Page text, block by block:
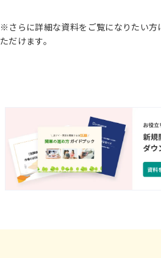
※さらに詳細な資料をご覧になりたい方
ただけます。